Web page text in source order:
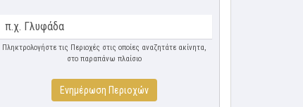
Πληκτρολογήστε τις Περιοχές στις οποίες αναζητάτε ακίνητα,
στο παραπάνω πλαίσιο
Ενημέρωση Περιοχών